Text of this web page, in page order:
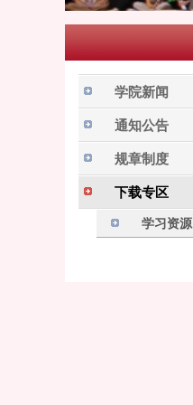
学院新闻
通知公告
规章制度
下载专区
学习资源